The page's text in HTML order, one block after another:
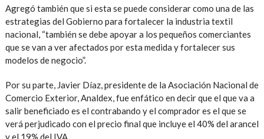
Agregó también que si esta se puede considerar como una de las
estrategias del Gobierno para fortalecer la industria textil
nacional, “también se debe apoyar a los pequeños comerciantes
que se van a ver afectados por esta medida y fortalecer sus
modelos de negocio”.
Por su parte, Javier Díaz, presidente de la Asociación Nacional de
Comercio Exterior, Analdex, fue enfático en decir que el que va a
salir beneficiado es el contrabando y el comprador es el que se
verá perjudicado con el precio final que incluye el 40% del arancel
y el 19% del IVA.